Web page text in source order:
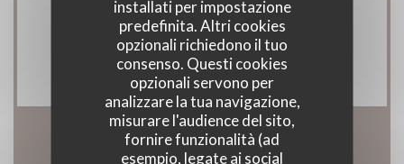
installati per impostazione
predefinita. Altri cookies
opzionali richiedono il tuo
consenso. Questi cookies
opzionali servono per
analizzare la tua navigazione,
misurare l'audience del sito,
fornire funzionalità (ad
esempio, legate ai social
Apple Pay, Contactless Payment, Eurocard /
Mastercard, Titoli Restaurant, Contanti, Visa,
Assegni, Bancomat